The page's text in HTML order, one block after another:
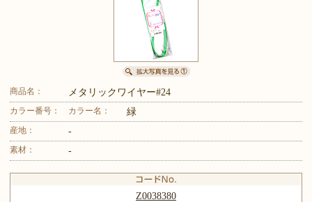
商品名： メタリックワイヤー#24
カラー番号： カラー名： 緑
産地： -
素材： -
Z0038380